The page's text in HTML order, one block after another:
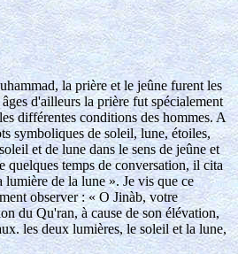
la prière et le jeûne furent les
d'ailleurs la prière fut spécialement
différentes conditions des hommes. A
symboliques de soleil, lune, étoiles,
et de lune dans le sens de jeûne et
quelques temps de conversation, il cita
de la lune ». Je vis que ce
observer : « O Jinàb, votre
du Qu'ran, à cause de son élévation,
les deux lumières, le soleil et la lune,